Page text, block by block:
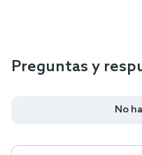
Preguntas y
No